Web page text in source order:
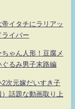
イタチにラリアッ
ライバー
ゃん人形！豆腐メ
るみ男子末路編
次元嫁だいすき子
話題な動画取り上